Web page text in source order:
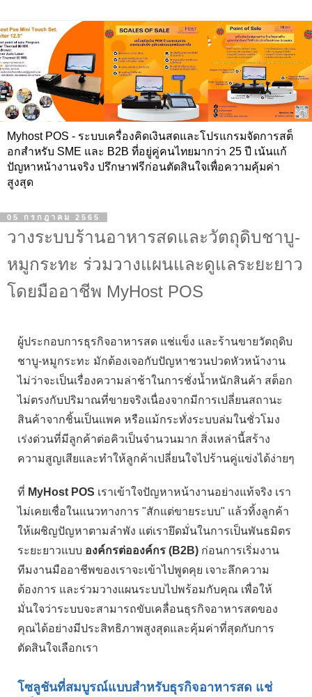
Myhost POS - ระบบเครื่องคิดเงินสดและโปรแกรมจัดการสต็
อกสำหรับ SME และ B2B ที่อยู่คู่คนไทยมากว่า 25 ปี เน้นแก้
ปัญหาหน้างานจริง ปรึกษาฟรีก่อนตัดสินใจเพื่อความคุ้มค่า
สูงสุด
05 กรกฎาคม 2565
วางระบบร้านอาหารสดและวัตถุดิบชาบู-
หมูกระทะ ร่วมวางแผนและดูแลระยะยาว
โดยมืออาชีพ MyHost POS
ผู้ประกอบการธุรกิจอาหารสด แช่แข็ง และร้านขายวัตถุดิบ
ชาบู-หมูกระทะ มักต้องเจอกับปัญหาชวนปวดหัวหน้างาน
ไม่ว่าจะเป็นเรื่องความล่าช้าในการชั่งน้ำหนักสินค้า สต็อก
ไม่ตรงกับปริมาณที่ขายจริงเนื่องจากมีการเปลี่ยนสถานะ
สินค้าจากชิ้นเป็นแพค หรือแม้กระทั่งระบบล่มในชั่วโมง
เร่งด่วนที่มีลูกค้าต่อคิวเป็นจำนวนมาก สิ่งเหล่านี้สร้าง
ความสูญเสียและทำให้ลูกค้าเปลี่ยนใจไปร้านคู่แข่งได้ง่ายๆ
ที่ MyHost POS เราเข้าใจปัญหาหน้างานอย่างแท้จริง เรา
ไม่เคยเชื่อในแนวทางการ "สักแต่ขายระบบ" แล้วทิ้งลูกค้า
ให้เผชิญปัญหาตามลำพัง แต่เรายึดมั่นในการเป็นพันธมิตร
ระยะยาวแบบ องค์กรต่อองค์กร (B2B) ก่อนการเริ่มงาน
ทีมงานมืออาชีพของเราจะเข้าไปพูดคุย เจาะลึกความ
ต้องการ และร่วมวางแผนระบบไปพร้อมกับคุณ เพื่อให้
มั่นใจว่าระบบจะสามารถขับเคลื่อนธุรกิจอาหารสดของ
คุณได้อย่างมีประสิทธิภาพสูงสุดและคุ้มค่าที่สุดกับการ
ตัดสินใจเลือกเรา
โซลูชันที่สมบูรณ์แบบสำหรับธุรกิจอาหารสด แช่